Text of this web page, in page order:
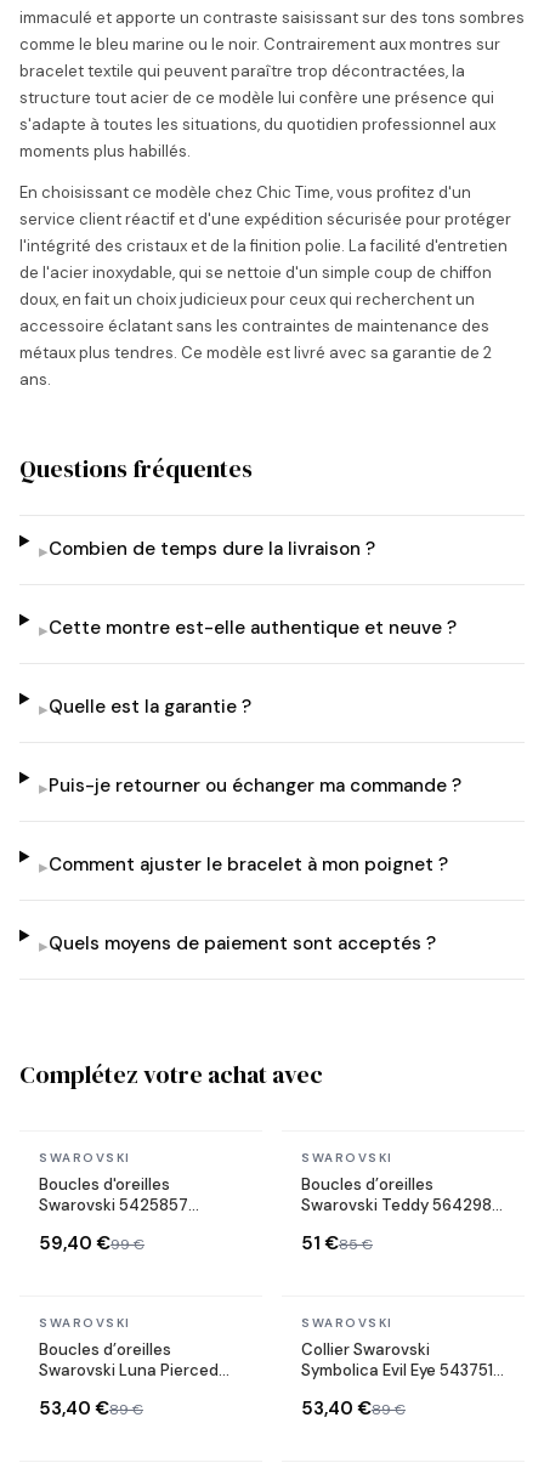
immaculé et apporte un contraste saisissant sur des tons sombres
comme le bleu marine ou le noir. Contrairement aux montres sur
bracelet textile qui peuvent paraître trop décontractées, la
structure tout acier de ce modèle lui confère une présence qui
s'adapte à toutes les situations, du quotidien professionnel aux
moments plus habillés.
En choisissant ce modèle chez Chic Time, vous profitez d'un
service client réactif et d'une expédition sécurisée pour protéger
l'intégrité des cristaux et de la finition polie. La facilité d'entretien
de l'acier inoxydable, qui se nettoie d'un simple coup de chiffon
doux, en fait un choix judicieux pour ceux qui recherchent un
accessoire éclatant sans les contraintes de maintenance des
métaux plus tendres. Ce modèle est livré avec sa garantie de 2
ans.
Questions fréquentes
▸Combien de temps dure la livraison ?
▸Cette montre est-elle authentique et neuve ?
▸Quelle est la garantie ?
▸Puis-je retourner ou échanger ma commande ?
▸Comment ajuster le bracelet à mon poignet ?
▸Quels moyens de paiement sont acceptés ?
Complétez votre achat avec
En stock
SWAROVSKI
Boucles d'oreilles
Swarovski 5425857
bonheur en métal plaqué
59,40 €99 €
En stock
SWAROVSKI
Boucles d’oreilles
Swarovski Teddy 5642982
51 €85 €
En stock
SWAROVSKI
Boucles d’oreilles
Swarovski Luna Pierced
cristaux
53,40 €89 €
En stock
SWAROVSKI
Collier Swarovski
Symbolica Evil Eye 5437517
cristaux multicolores
53,40 €89 €